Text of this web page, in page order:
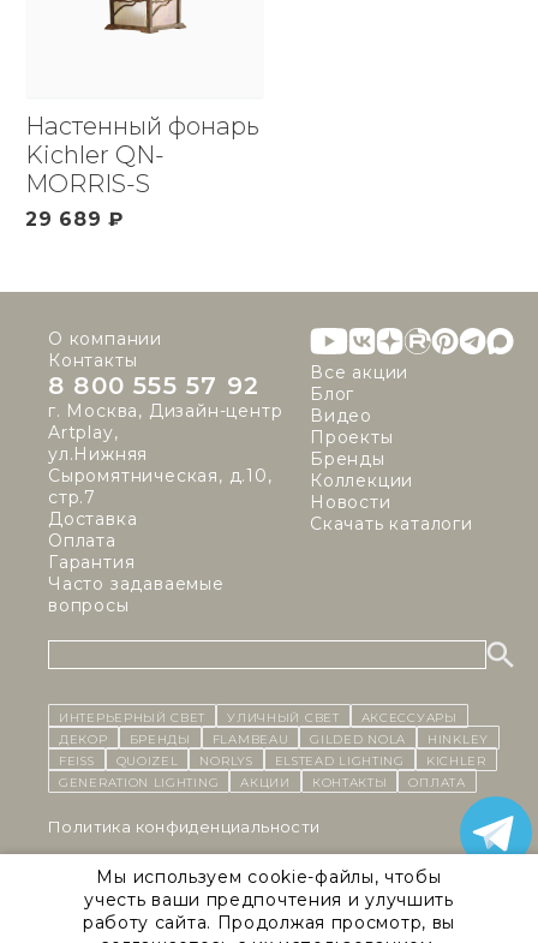
Настенный фонарь
Kichler QN-
MORRIS-S
29 689 ₽
О компании
Контакты
8 800 555 57 92
г. Москва, Дизайн-центр
Artplay,
ул.Нижняя
Сыромятническая, д.10,
стр.7
Доставка
Оплата
Гарантия
Часто задаваемые
вопросы
Все акции
Блог
Видео
Проекты
Бренды
Коллекции
Новости
Скачать каталоги
ИНТЕРЬЕРНЫЙ СВЕТ уличный СВЕТ
Аксессуары
декор
бренды Flambeau Gilded Nola
Hinkley
Feiss
Quoizel Norlys Elstead Lighting
Kichler
Generation Lighting
Акции контакты Оплата
Политика конфиденциальности
Cоглашение на обработку персональных данных
Публичная оферта
Мы используем cookie-файлы, чтобы
учесть ваши предпочтения и улучшить
работу сайта. Продолжая просмотр, вы